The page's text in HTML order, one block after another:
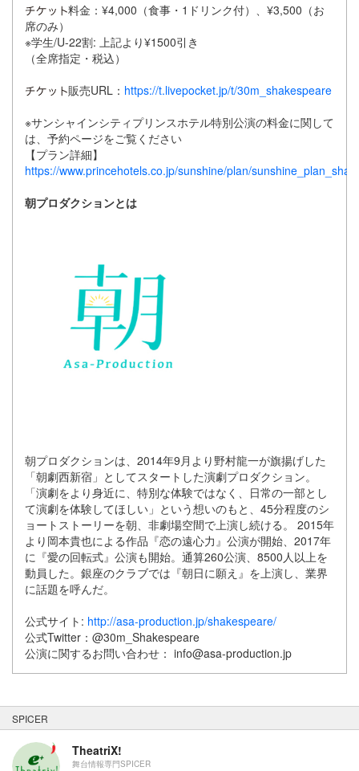
料金：¥4,000（食事・1ドリンク付）、¥3,500（お
席のみ）
※学生/U-22割: 上記より¥1500引き
（全席指定・税込）
販売URL： https://t.livepocket.jp/t/30m_shakespeare
※サンシャインシティプリンスホテル特別公演の料金に関して
は、予約ページをご覧ください
【プラン詳細】
https://www.princehotels.co.jp/sunshine/plan/
朝プロダクションとは
朝プロダクションは、2014年9月より野村龍一が旗揚げした
「朝劇西新宿」としてスタートした演劇プロダクション。
「演劇をより身近に、特別な体験ではなく、日常の一部とし
て演劇を体験してほしい」という想いのもと、45分程度のシ
ョートストーリーを朝、非劇場空間で上演し続ける。 2015年
より岡本貴也による作品『恋の遠心力』公演が開始、2017年
に『愛の回転式』公演も開始。通算260公演、8500人以上を
動員した。銀座のクラブでは『朝日に願え』を上演し、業界
に話題を呼んだ。
公式サイト: http://asa-production.jp/shakespeare/
公式Twitter：@30m_Shakespeare
公演に関するお問い合わせ： info@asa-production.jp
SPICER
TheatriX!
舞台情報専門SPICER